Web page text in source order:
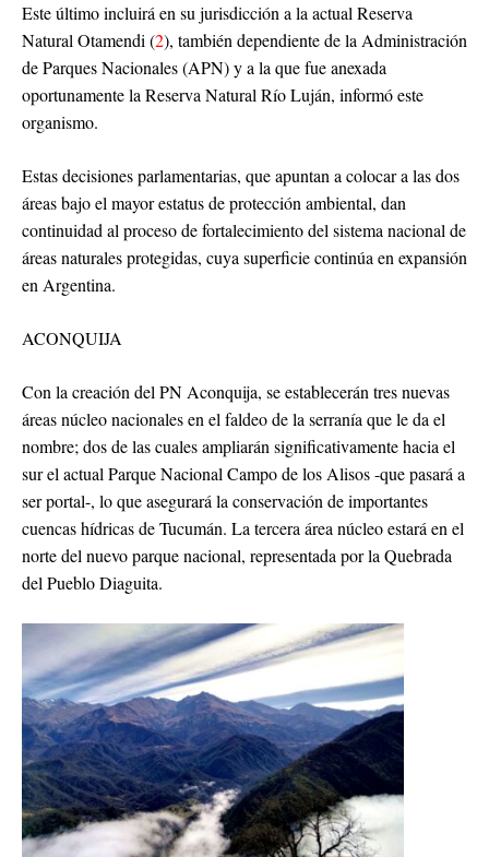
Este último incluirá en su jurisdicción a la actual Reserva
Natural Otamendi (2), también dependiente de la Administración
de Parques Nacionales (APN) y a la que fue anexada
oportunamente la Reserva Natural Río Luján, informó este
organismo.
Estas decisiones parlamentarias, que apuntan a colocar a las dos
áreas bajo el mayor estatus de protección ambiental, dan
continuidad al proceso de fortalecimiento del sistema nacional de
áreas naturales protegidas, cuya superficie continúa en expansión
en Argentina.
ACONQUIJA
Con la creación del PN Aconquija, se establecerán tres nuevas
áreas núcleo nacionales en el faldeo de la serranía que le da el
nombre; dos de las cuales ampliarán significativamente hacia el
sur el actual Parque Nacional Campo de los Alisos -que pasará a
ser portal-, lo que asegurará la conservación de importantes
cuencas hídricas de Tucumán. La tercera área núcleo estará en el
norte del nuevo parque nacional, representada por la Quebrada
del Pueblo Diaguita.